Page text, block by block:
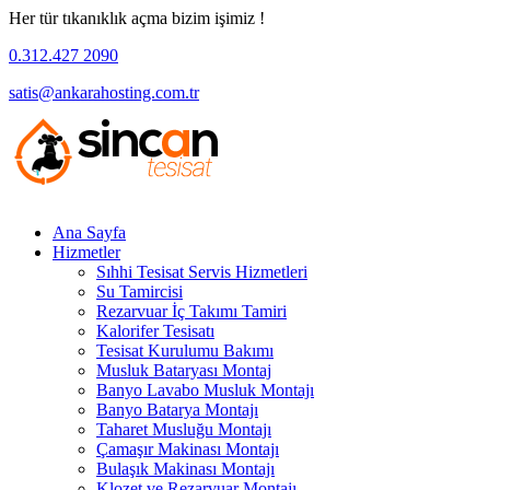
Her tür tıkanıklık açma bizim işimiz !
0.312.427 2090
satis@ankarahosting.com.tr
Ana Sayfa
Hizmetler
Sıhhi Tesisat Servis Hizmetleri
Su Tamircisi
Rezarvuar İç Takımı Tamiri
Kalorifer Tesisatı
Tesisat Kurulumu Bakımı
Musluk Bataryası Montaj
Banyo Lavabo Musluk Montajı
Banyo Batarya Montajı
Taharet Musluğu Montajı
Çamaşır Makinası Montajı
Bulaşık Makinası Montajı